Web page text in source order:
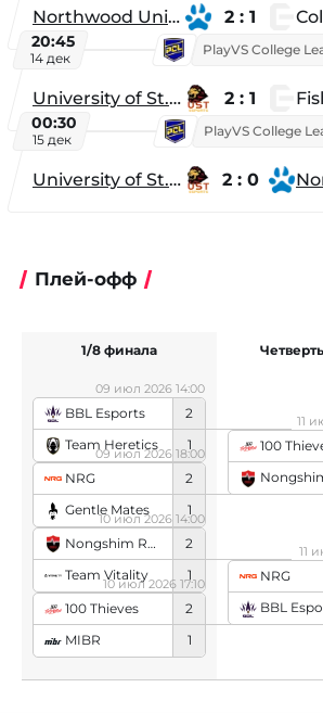
Northwood University 2 : 1
20:45
14 дек
University of St. Thomas 2 : 1
00:30
15 дек
University of St. Thomas 2 : 0
Плей-офф
BBL Esports
2
Team Heretics
1
09 июл 2026 14:00
NRG
2
Gentle Mates
1
09 июл 2026 18:00
Nongshim RedForce
2
Team Vitality
1
10 июл 2026 14:00
100 Thieves
2
MIBR
1
10 июл 2026 17:10
1/8 финала
100
Nongshim
11
NRG
BBL
11